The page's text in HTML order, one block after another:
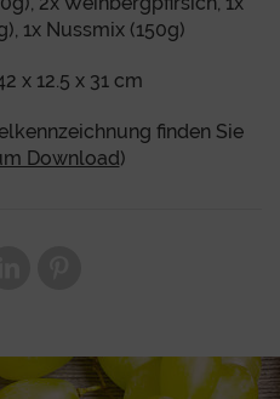
1x Nussmix (150g)
x 12.5 x 31 cm
finden Sie
Download)